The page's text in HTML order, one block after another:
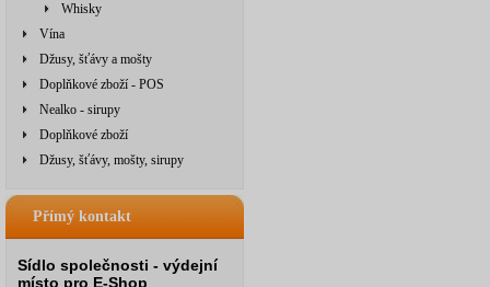
Whisky
Vína
Džusy, šťávy a mošty
Doplňkové zboží - POS
Nealko - sirupy
Doplňkové zboží
Džusy, šťávy, mošty, sirupy
Přímý kontakt
Sídlo společnosti - výdejní
místo pro E-Shop